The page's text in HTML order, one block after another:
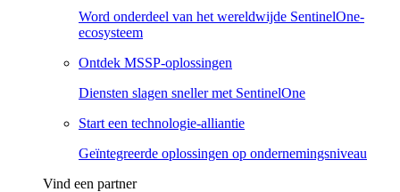
Word onderdeel van het wereldwijde SentinelOne-
ecosysteem
Ontdek MSSP-oplossingen
Diensten slagen sneller met SentinelOne
Start een technologie-alliantie
Geïntegreerde oplossingen op ondernemingsniveau
Vind een partner